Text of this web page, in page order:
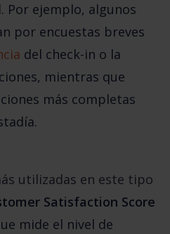
Por ejemplo, algunos
por encuestas breves
del check-in o la
mientras que
más completas
utilizadas en este tipo
Satisfaction Score
mide el nivel de